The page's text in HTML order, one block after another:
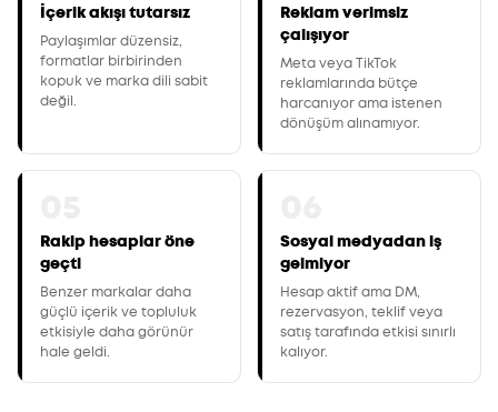
İçerik akışı tutarsız
Paylaşımlar düzensiz,
formatlar birbirinden
kopuk ve marka dili sabit
değil.
Reklam verimsiz
çalışıyor
Meta veya TikTok
reklamlarında bütçe
harcanıyor ama istenen
dönüşüm alınamıyor.
Rakip hesaplar öne
geçti
Benzer markalar daha
güçlü içerik ve topluluk
etkisiyle daha görünür
hale geldi.
Sosyal medyadan iş
gelmiyor
Hesap aktif ama DM,
rezervasyon, teklif veya
satış tarafında etkisi sınırlı
kalıyor.